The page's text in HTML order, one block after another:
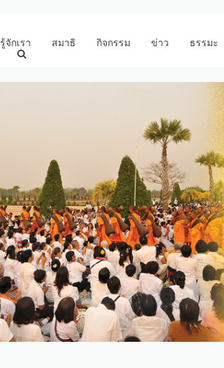
รู้จักเรา สมาธิ กิจกรรม ข่าว ธรรมะ